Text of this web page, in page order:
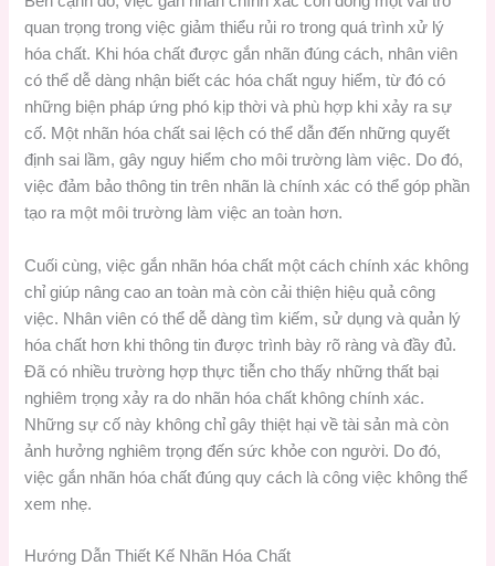
quan trọng trong việc giảm thiểu rủi ro trong quá trình xử lý
hóa chất. Khi hóa chất được gắn nhãn đúng cách, nhân viên
có thể dễ dàng nhận biết các hóa chất nguy hiểm, từ đó có
những biện pháp ứng phó kịp thời và phù hợp khi xảy ra sự
cố. Một nhãn hóa chất sai lệch có thể dẫn đến những quyết
định sai lầm, gây nguy hiểm cho môi trường làm việc. Do đó,
việc đảm bảo thông tin trên nhãn là chính xác có thể góp phần
tạo ra một môi trường làm việc an toàn hơn.
Cuối cùng, việc gắn nhãn hóa chất một cách chính xác không
chỉ giúp nâng cao an toàn mà còn cải thiện hiệu quả công
việc. Nhân viên có thể dễ dàng tìm kiếm, sử dụng và quản lý
hóa chất hơn khi thông tin được trình bày rõ ràng và đầy đủ.
Đã có nhiều trường hợp thực tiễn cho thấy những thất bại
nghiêm trọng xảy ra do nhãn hóa chất không chính xác.
Những sự cố này không chỉ gây thiệt hại về tài sản mà còn
ảnh hưởng nghiêm trọng đến sức khỏe con người. Do đó,
việc gắn nhãn hóa chất đúng quy cách là công việc không thể
xem nhẹ.
Hướng Dẫn Thiết Kế Nhãn Hóa Chất